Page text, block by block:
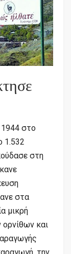
στο
1.532
στη
στα
μικρή
και